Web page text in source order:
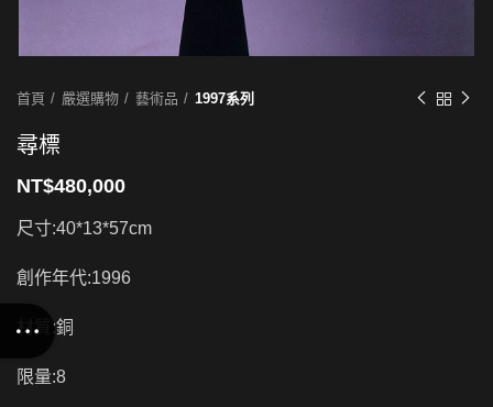
首頁 嚴選購物 藝術品 1997系列
尋標
NT$480,000
尺寸:40*13*57cm
創作年代:1996
材質:銅
限量:8